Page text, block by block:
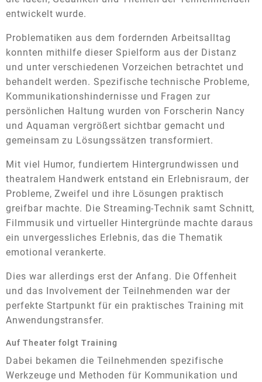
entwickelt wurde.
Problematiken aus dem fordernden Arbeitsalltag
konnten mithilfe dieser Spielform aus der Distanz
und unter verschiedenen Vorzeichen betrachtet und
behandelt werden. Spezifische technische Probleme,
Kommunikationshindernisse und Fragen zur
persönlichen Haltung wurden von Forscherin Nancy
und Aquaman vergrößert sichtbar gemacht und
gemeinsam zu Lösungssätzen transformiert.
Mit viel Humor, fundiertem Hintergrundwissen und
theatralem Handwerk entstand ein Erlebnisraum, der
Probleme, Zweifel und ihre Lösungen praktisch
greifbar machte. Die Streaming-Technik samt Schnitt,
Filmmusik und virtueller Hintergründe machte daraus
ein unvergessliches Erlebnis, das die Thematik
emotional verankerte.
Dies war allerdings erst der Anfang. Die Offenheit
und das Involvement der Teilnehmenden war der
perfekte Startpunkt für ein praktisches Training mit
Anwendungstransfer.
Auf Theater folgt Training
Dabei bekamen die Teilnehmenden spezifische
Werkzeuge und Methoden für Kommunikation und